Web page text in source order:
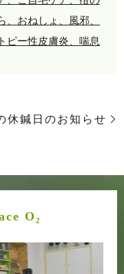
おねしょ、風邪、
ピー性皮膚炎、喘息
鍼日のお知らせ
O₂